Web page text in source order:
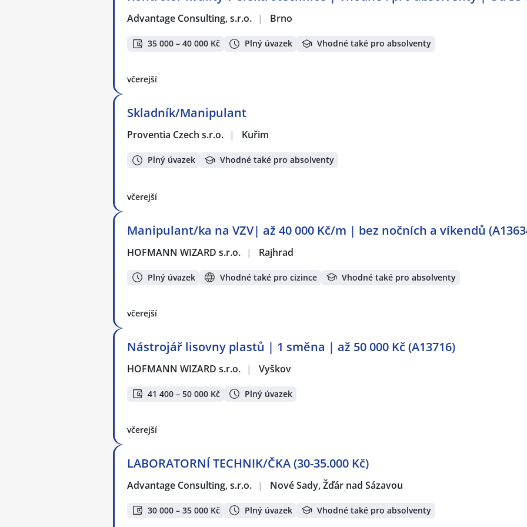
Advantage Consulting, s.r.o. | Brno
35 000 – 40 000 Kč Plný úvazek Vhodné také pro absolventy
včerejší
Skladník/Manipulant
Proventia Czech s.r.o. | Kuřim
Plný úvazek Vhodné také pro absolventy
včerejší
Manipulant/ka na VZV| až 40 000 Kč/m | bez nočních a víkendů
HOFMANN WIZARD s.r.o. | Rajhrad
Plný úvazek Vhodné také pro cizince Vhodné také pro absolventy
včerejší
Nástrojář lisovny plastů | 1 směna | až 50 000 Kč (A13716)
HOFMANN WIZARD s.r.o. | Vyškov
41 400 – 50 000 Kč Plný úvazek
včerejší
LABORATORNÍ TECHNIK/ČKA (30-35.000 Kč)
Advantage Consulting, s.r.o. | Nové Sady, Žďár nad Sázavou
30 000 – 35 000 Kč Plný úvazek Vhodné také pro absolventy